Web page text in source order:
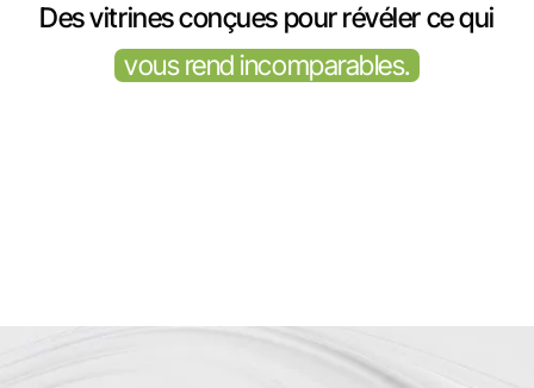
Des vitrines conçues pour révéler ce qui
vous rend incomparables.